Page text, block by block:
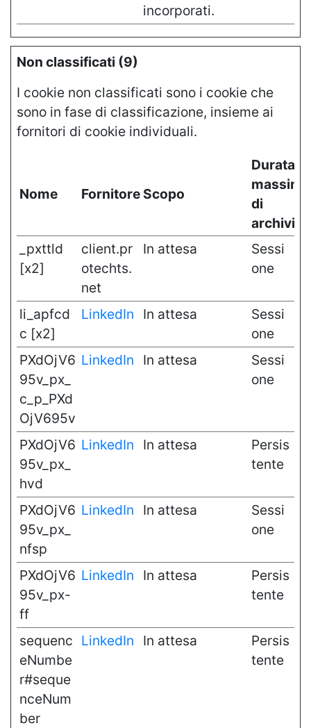
incorporati.
Non classificati (9)
I cookie non classificati sono i cookie che
sono in fase di classificazione, insieme ai
fornitori di cookie individuali.
Nome Fornitore Scopo
Durata
massima
di
_pxttld
[x2]
client.pr
otechts.
net
In attesa
Sessi
one
li_apfcd
c [x2]
LinkedIn In attesa
Sessi
one
PXdOjV6
95v_px_
c_p_PXd
OjV695v
LinkedIn In attesa
Sessi
one
PXdOjV6
95v_px_
hvd
LinkedIn In attesa
Persis
tente
PXdOjV6
95v_px_
nfsp
LinkedIn In attesa
Sessi
one
PXdOjV6
95v_px-
ff
LinkedIn In attesa
Persis
tente
sequenc
eNumbe
r#seque
nceNum
ber
LinkedIn In attesa
Persis
tente